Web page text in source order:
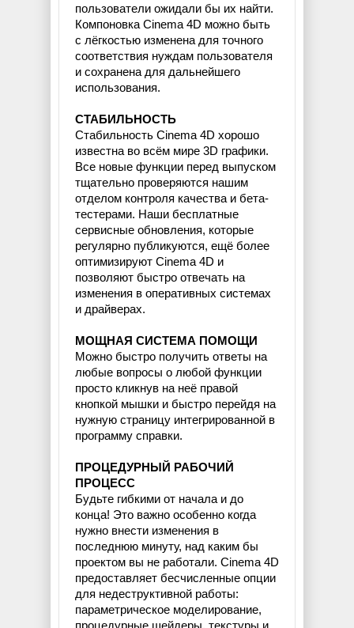
пользователи ожидали бы их найти.
Компоновка Cinema 4D можно быть
с лёгкостью изменена для точного
соответствия нуждам пользователя
и сохранена для дальнейшего
использования.
СТАБИЛЬНОСТЬ
Стабильность Cinema 4D хорошо
известна во всём мире 3D графики.
Все новые функции перед выпуском
тщательно проверяются нашим
отделом контроля качества и бета-
тестерами. Наши бесплатные
сервисные обновления, которые
регулярно публикуются, ещё более
оптимизируют Cinema 4D и
позволяют быстро отвечать на
изменения в оперативных системах
и драйверах.
МОЩНАЯ СИСТЕМА ПОМОЩИ
Можно быстро получить ответы на
любые вопросы о любой функции
просто кликнув на неё правой
кнопкой мышки и быстро перейдя на
нужную страницу интегрированной в
программу справки.
ПРОЦЕДУРНЫЙ РАБОЧИЙ
ПРОЦЕСС
Будьте гибкими от начала и до
конца! Это важно особенно когда
нужно внести изменения в
последнюю минуту, над каким бы
проектом вы не работали. Cinema 4D
предоставляет бесчисленные опции
для недеструктивной работы:
параметрическое моделирование,
процедурные шейдеры, текстуры и